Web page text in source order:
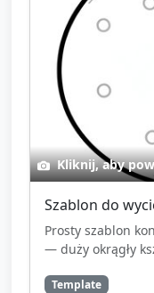
Kliknij, aby
Szablon do
Prosty szablon
— duży okrągły
Template